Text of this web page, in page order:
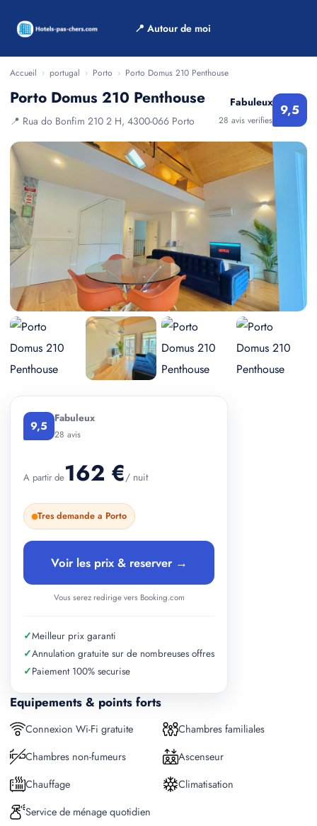
📍 Autour de moi
Accueil › portugal › Porto › Porto Domus 210 Penthouse
Porto Domus 210 Penthouse
📍 Rua do Bonfim 210 2 H, 4300-066 Porto
Fabuleux
28 avis verifies
9,5
Equipements & points forts
Connexion Wi-Fi gratuite
Chambres familiales
Chambres non-fumeurs
Ascenseur
Chauffage
Climatisation
Service de ménage quotidien
9,5 Fabuleux
28 avis
A partir de162 €/ nuit
Tres demande a Porto
Voir les prix & reserver →
Vous serez redirige vers Booking.com
✓Meilleur prix garanti
✓Annulation gratuite sur de nombreuses offres
✓Paiement 100% securise